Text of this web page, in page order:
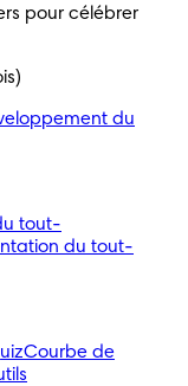
pour célébrer
du
tout-
du tout-
Courbe de